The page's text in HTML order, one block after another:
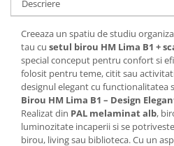
Mese gradinita
Scaune gradinita
Set mese si scaune gradinita
Mobilier copii
Mobila camera copii
Scaune birou pentru copii
Saltele patuturi copii
Descriere
Creeaza un spatiu de studiu
tau cu setul birou HM Lima B1 +
special conceput pentru confort si
folosit pentru teme, citit sau
designul elegant cu functionalitatea
Birou HM Lima B1 – Design
Realizat din PAL melaminat alb,
luminozitate incaperii si se
birou, living sau biblioteca. Cu un